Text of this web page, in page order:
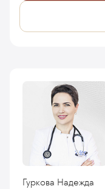
Гуркова Надежда